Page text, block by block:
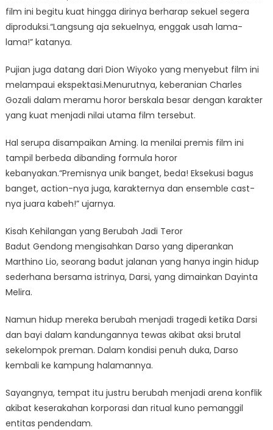
film ini begitu kuat hingga dirinya berharap sekuel segera
diproduksi.“Langsung aja sekuelnya, enggak usah lama-
lama!” katanya.
Pujian juga datang dari Dion Wiyoko yang menyebut film ini
melampaui ekspektasi.Menurutnya, keberanian Charles
Gozali dalam meramu horor berskala besar dengan karakter
yang kuat menjadi nilai utama film tersebut.
Hal serupa disampaikan Aming. Ia menilai premis film ini
tampil berbeda dibanding formula horor
kebanyakan.“Premisnya unik banget, beda! Eksekusi bagus
banget, action-nya juga, karakternya dan ensemble cast-
nya juara kabeh!” ujarnya.
Kisah Kehilangan yang Berubah Jadi Teror
Badut Gendong mengisahkan Darso yang diperankan
Marthino Lio, seorang badut jalanan yang hanya ingin hidup
sederhana bersama istrinya, Darsi, yang dimainkan Dayinta
Melira.
Namun hidup mereka berubah menjadi tragedi ketika Darsi
dan bayi dalam kandungannya tewas akibat aksi brutal
sekelompok preman. Dalam kondisi penuh duka, Darso
kembali ke kampung halamannya.
Sayangnya, tempat itu justru berubah menjadi arena konflik
akibat keserakahan korporasi dan ritual kuno pemanggil
entitas pendendam.